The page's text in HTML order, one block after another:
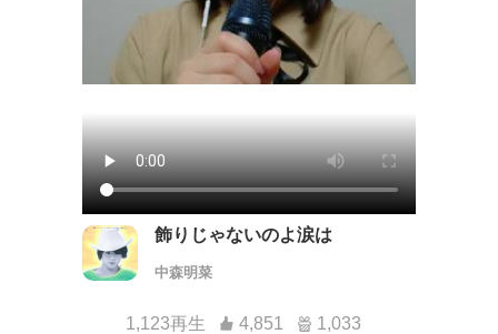
飾りじゃないのよ涙は
中森明菜
1,123再生 4,851 1,033